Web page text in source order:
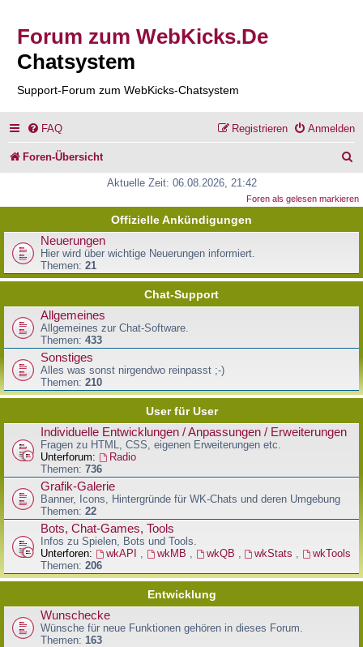
Forum zum WebKicks.De
Chatsystem
Support-Forum zum WebKicks-Chatsystem
FAQ Anmelden
Registrieren
Foren-Übersicht
c
Aktuelle Zeit: 06.08.2026, 21:42
Foren als gelesen markieren
Offizielle Ankündigungen
Neuerungen
Hier wird über wichtige Neuerungen informiert.
Themen: 21
Chat-Support
Allgemeines
Allgemeines zur Chat-Software.
Themen: 433
Sonstiges
Alles was sonst nirgendwo reinpasst ;-)
Themen: 210
User für User
Individuelle Entwicklungen / Anpassungen / Erweiterungen
Fragen zu HTML, CSS, eigenen Erweiterungen etc.
Unterforum:
Radio
Themen: 736
Grafik-Galerie
Banner, Icons, Hintergründe für WK-Chats und deren Umgebung
Themen: 22
Bots, Chat-Games, Tools
Infos zu Spielen, Bots und Tools.
Unterforen:
wkAPI , wkMB , wkQB , wkStats ,
wkTools
Themen: 206
Entwicklung
Wunschecke
Wünsche für neue Funktionen gehören in dieses Forum.
Themen: 163